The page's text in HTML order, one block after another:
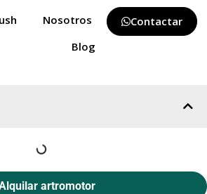
Nosotros
Blog
Contactar
artromotor